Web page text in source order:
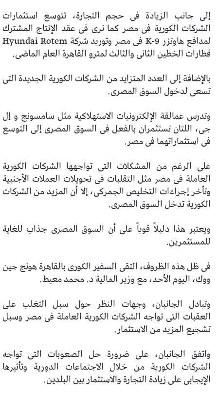
إلى جانب الزيادة فى حجم التجارة، تتوسع استثمارات
الشركات الكورية فى مصر كما نرى فى عقد الإنتاج المشترك
لمدافع هاوتزر K-9 فى مصر وتوريد شركة Hyundai Rotem
قطارات الخطين الثانى والثالث لمترو القاهرة العام الماضى.
بالإضافة إلى العدد المتزايد من الشركات الكورية الجديدة التى
تسعى لدخول السوق المصرى.
وتدرس عمالقة الإلكترونيات الاستهلاكية مثل سامسونج و إل
جى، اللتان تستثمران بالفعل فى السوق المصرى إلى التوسع
فى استثماراتهما فى مصر.
على الرغم من المشكلات التى تواجهها الشركات الكورية
العاملة فى مصر مثل التقلبات فى تحويلات العملات الأجنبية
وتأخر إجراءات التخليص الجمركى، إلا أن المزيد من الشركات
الكورية تدخل السوق المصرى.
ويعتبر هذا دليلاً قوياً على أن السوق المصرى جذاب للغاية
للمستثمرين.
فى ظل هذه الظروف، التقى السفير الكورى بالقاهرة هونج جين
ووك، اليوم الأحد، مع وزير المالية د. محمد معيط.
وتبادل الجانبان، وجهات النظر حول سبل التغلب على
العقبات التى تواجه الشركات الكورية العاملة فى مصر وسبل
تشجيع المزيد من الاستثمار.
واتفق الجانبان، على ضرورة حل الصعوبات التى تواجه
الشركات الكورية من خلال الاجتماعات الدورية وتأثيرها
الإيجابى على زيادة التجارة والاستثمار بين البلدين.